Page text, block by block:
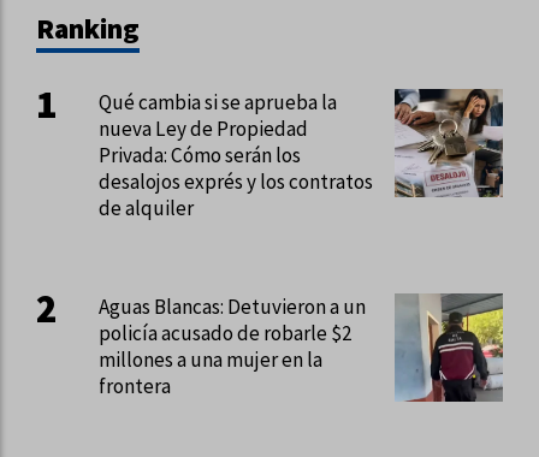
Ranking
Qué cambia si se aprueba la
nueva Ley de Propiedad
Privada: Cómo serán los
desalojos exprés y los contratos
de alquiler
Aguas Blancas: Detuvieron a un
policía acusado de robarle $2
millones a una mujer en la
frontera